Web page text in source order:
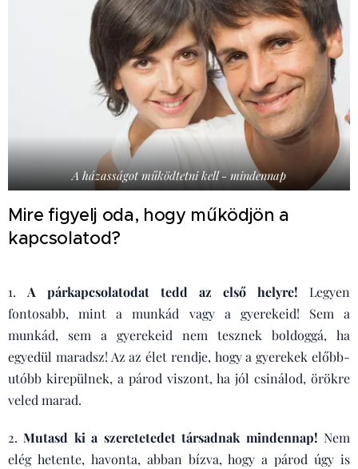
A házasságot működtetni kell - mindennap
Mire figyelj oda, hogy működjön a
kapcsolatod?
1. A párkapcsolatodat tedd az első helyre! Legyen
fontosabb, mint a munkád vagy a gyerekeid! Sem a
munkád, sem a gyerekeid nem tesznek boldoggá, ha
egyedül maradsz! Az az élet rendje, hogy a gyerekek előbb-
utóbb kirepülnek, a párod viszont, ha jól csinálod, örökre
veled marad.
2.Mutasd ki a szeretetedet társadnak mindennap! Nem
elég hetente, havonta, abban bízva, hogy a párod úgy is